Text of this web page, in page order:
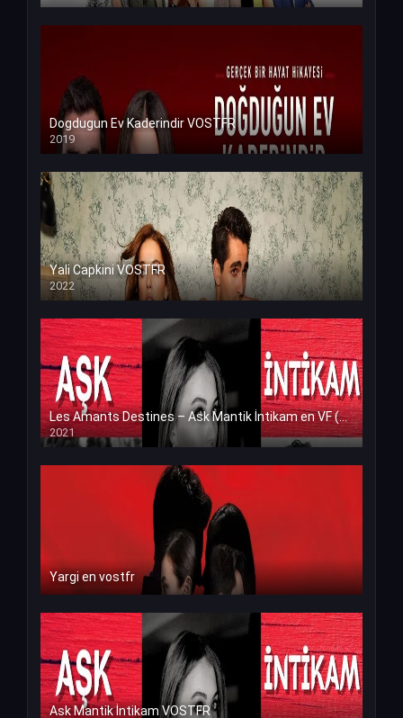
Dogdugun Ev Kaderindir VOSTFR
2019
Yali Capkini VOSTFR
2022
Les Amants Destines – Ask Mantik İntikam en VF (Voix Francaise)
2021
Yargi en vostfr
Ask Mantik İntikam VOSTFR